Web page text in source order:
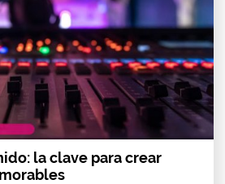
la clave para crear